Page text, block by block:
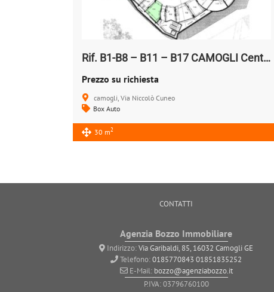
Rif. B1-B8 – B11 – B17 CAMOGLI Centro BOXES AUTO
Prezzo su richiesta
camogli, Via Niccolò Cuneo
Box Auto
30 m2
CONTATTI
Agenzia Bozzo Immobiliare
Indirizzo:Via Garibaldi, 85, 16032 Camogli GE
Telefono:0185770843 01851835252
E-Mail: bozzo@agenziabozzo.it
P.IVA: 03796760100